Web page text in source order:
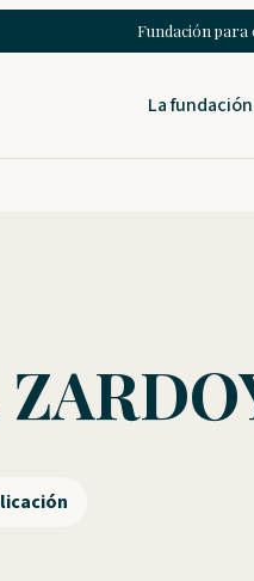
Fundación para
La fundación